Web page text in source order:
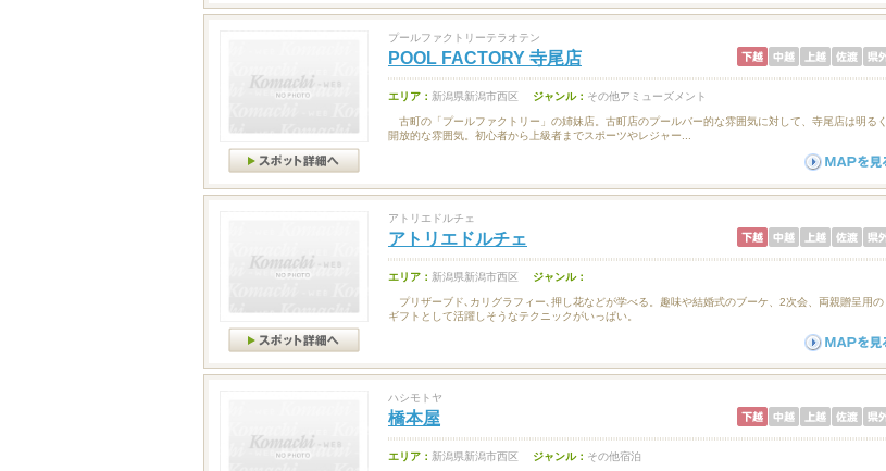
プールファクトリーテラオテン
POOL FACTORY 寺尾店
エリア： 新潟県新潟市西区 ジャンル： その他アミューズメント
古町の「プールファクトリー」の姉妹店。古町店のプールバー的な雰囲気に対して、寺尾店は明るく
開放的な雰囲気。初心者から上級者までスポーツやレジャー...
アトリエドルチェ
アトリエドルチェ
エリア： 新潟県新潟市西区 ジャンル：
プリザーブド､カリグラフィー､押し花などが学べる。趣味や結婚式のブーケ、2次会、両親贈呈用の
ギフトとして活躍しそうなテクニックがいっぱい。
ハシモトヤ
橋本屋
エリア： 新潟県新潟市西区 ジャンル： その他宿泊